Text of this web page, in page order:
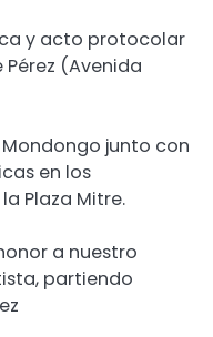
y acto protocolar
(Avenida
Mondongo junto con
en los
Plaza Mitre.
a nuestro
partiendo